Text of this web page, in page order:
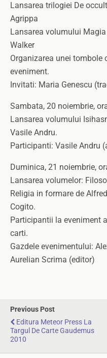
Lansarea trilogiei De
Agrippa
Lansarea volumului
Walker
Organizarea unei
eveniment.
Invitati: Maria Genescu
Sambata, 20 noiembrie,
Lansarea volumului
Vasile Andru.
Participanti: Vasile Andru
Duminica, 21 noiembrie,
Lansarea volumelor:
Religia in formare de
Cogito.
Participantii la eveniment
carti.
Gazdele evenimentului:
Aurelian Scrima (editor)
Previous Post
Editura Meteor Press La
Targul De Carte Gaudemus
2010